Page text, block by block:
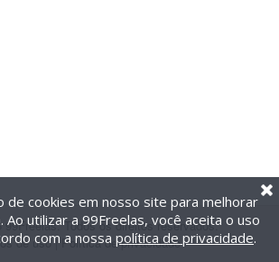
99Freelas. Todos os direitos reservados.
de uso| Política de privacidade
de cookies em nosso site para melhorar
Ao utilizar a 99Freelas, você aceita o uso
com a nossa política de privacidade.